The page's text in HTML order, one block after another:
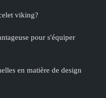
viking?
pour s'équiper
en matière de design